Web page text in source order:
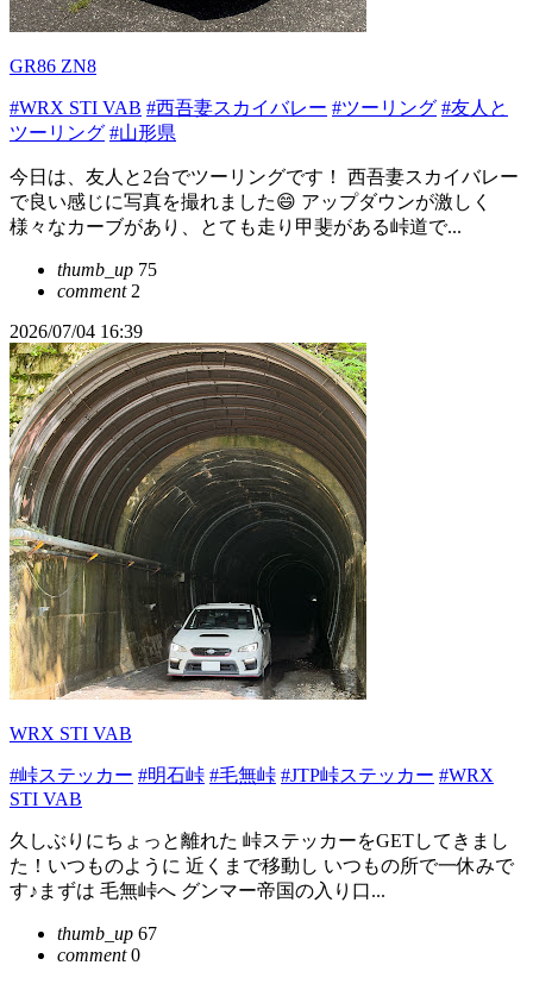
GR86 ZN8
#WRX STI VAB #西吾妻スカイバレー #ツーリング #友人と
ツーリング #山形県
今日は、友人と2台でツーリングです！ 西吾妻スカイバレー
で良い感じに写真を撮れました😄 アップダウンが激しく
様々なカーブがあり、とても走り甲斐がある峠道で...
thumb_up 75
comment2
2026/07/04 16:39
WRX STI VAB
#峠ステッカー #明石峠 #毛無峠 #JTP峠ステッカー #WRX
STI VAB
久しぶりにちょっと離れた 峠ステッカーをGETしてきまし
た！いつものように 近くまで移動し いつもの所で一休みで
す♪まずは 毛無峠へ グンマー帝国の入り口...
thumb_up 67
comment0